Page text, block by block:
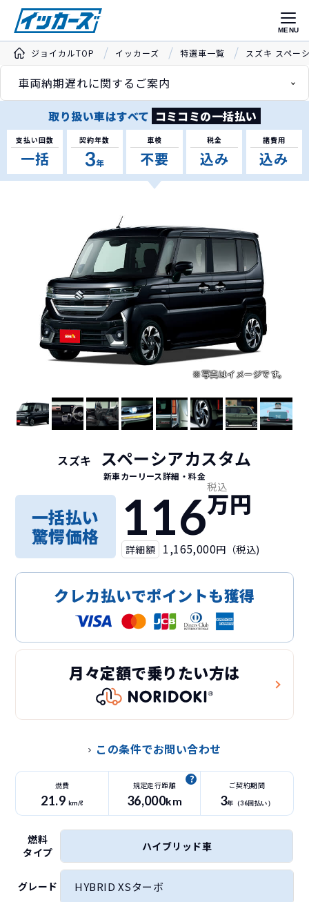
MENU
ジョイカルTOP イッカーズ 特選車一覧 スズキ スペー
車両納期遅れに関するご案内
取り扱い車はすべて コミコミの一括払い
支払い回数
一括
契約年数
3年
車検
不要
税金
込み
諸費用
込み
スズキ スペーシアカスタム
新車カーリース詳細 ・料金
一括払い
驚愕価格
116
税込
万円
詳細額 1,165,000円（税込)
クレカ払いでポイントも獲得
月々定額で乗りたい方は
この条件でお問い合わせ
燃費
21.9 km/ℓ
規定走行距離
36,000km
ご契約期間
3年（36回払い）
燃料
タイプ
ハイブリッド車
グレード HYBRID XSターボ